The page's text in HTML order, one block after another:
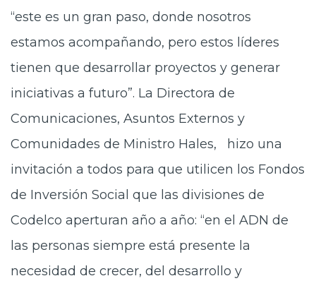
“este es un gran paso, donde nosotros
estamos acompañando, pero estos líderes
tienen que desarrollar proyectos y generar
iniciativas a futuro”. La Directora de
Comunicaciones, Asuntos Externos y
Comunidades de Ministro Hales, hizo una
invitación a todos para que utilicen los Fondos
de Inversión Social que las divisiones de
Codelco aperturan año a año: “en el ADN de
las personas siempre está presente la
necesidad de crecer, del desarrollo y